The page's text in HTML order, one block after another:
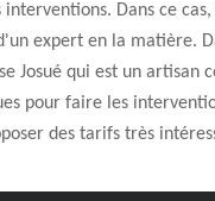
interventions. Dans ce
expert en la matière.
Josué qui est un artisan
pour faire les
des tarifs très